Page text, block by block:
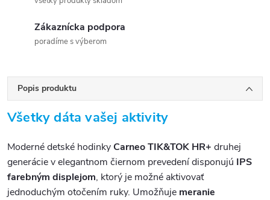
Zákaznícka podpora
poradíme s výberom
Popis produktu
Všetky dáta vašej aktivity
Moderné detské hodinkyCarneo TIK&TOK HR+ druhej
generácie v elegantnom čiernom prevedení disponujú IPS
farebným displejom, ktorý je možné aktivovať
jednoduchým otočením ruky. Umožňuje meranie